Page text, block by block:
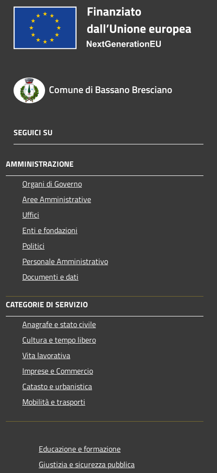
Comune di Bassano Bresciano
SEGUICI SU
AMMINISTRAZIONE
Organi di Governo
Aree Amministrative
Uffici
Enti e fondazioni
Politici
Personale Amministrativo
Documenti e dati
CATEGORIE DI SERVIZIO
Anagrafe e stato civile
Cultura e tempo libero
Vita lavorativa
Imprese e Commercio
Catasto e urbanistica
Mobilità e trasporti
Educazione e formazione
Giustizia e sicurezza pubblica